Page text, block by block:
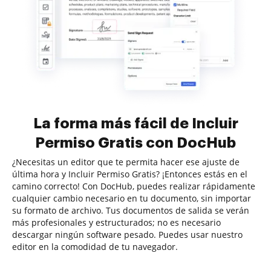
La forma más fácil de Incluir
Permiso Gratis con DocHub
¿Necesitas un editor que te permita hacer ese ajuste de
última hora y Incluir Permiso Gratis? ¡Entonces estás en el
camino correcto! Con DocHub, puedes realizar rápidamente
cualquier cambio necesario en tu documento, sin importar
su formato de archivo. Tus documentos de salida se verán
más profesionales y estructurados; no es necesario
descargar ningún software pesado. Puedes usar nuestro
editor en la comodidad de tu navegador.